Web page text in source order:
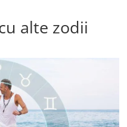
alte zodii